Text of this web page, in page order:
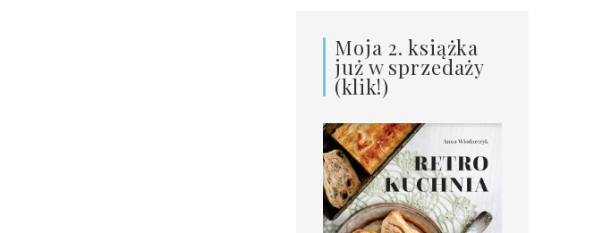
Moja 2. książka
już w sprzedaży
(klik!)